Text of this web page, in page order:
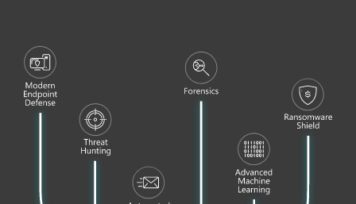
Protección de aplicaciones en la nube, 2FA,
Cifrado
PROTECCIÓN EXTENDIDA
Seguridad para servidores de correo, Seguridad
para SharePoint, Protección para Endpoints,
Seguridad de servidores, Defensa contra
amenazas móviles, Protección de cargas de
trabajo en la nube
PROTECCIÓN ESENCIAL